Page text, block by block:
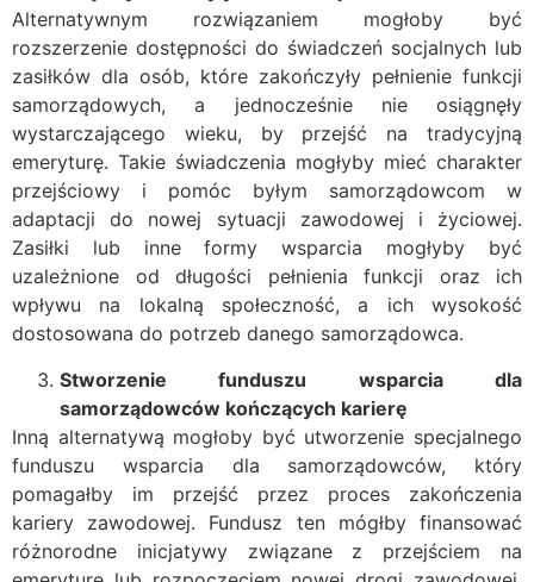
Alternatywnym rozwiązaniem mogłoby być
rozszerzenie dostępności do świadczeń socjalnych lub
zasiłków dla osób, które zakończyły pełnienie funkcji
samorządowych, a jednocześnie nie osiągnęły
wystarczającego wieku, by przejść na tradycyjną
emeryturę. Takie świadczenia mogłyby mieć charakter
przejściowy i pomóc byłym samorządowcom w
adaptacji do nowej sytuacji zawodowej i życiowej.
Zasiłki lub inne formy wsparcia mogłyby być
uzależnione od długości pełnienia funkcji oraz ich
wpływu na lokalną społeczność, a ich wysokość
dostosowana do potrzeb danego samorządowca.
Stworzenie funduszu wsparcia dla
samorządowców kończących karierę
Inną alternatywą mogłoby być utworzenie specjalnego
funduszu wsparcia dla samorządowców, który
pomagałby im przejść przez proces zakończenia
kariery zawodowej. Fundusz ten mógłby finansować
różnorodne inicjatywy związane z przejściem na